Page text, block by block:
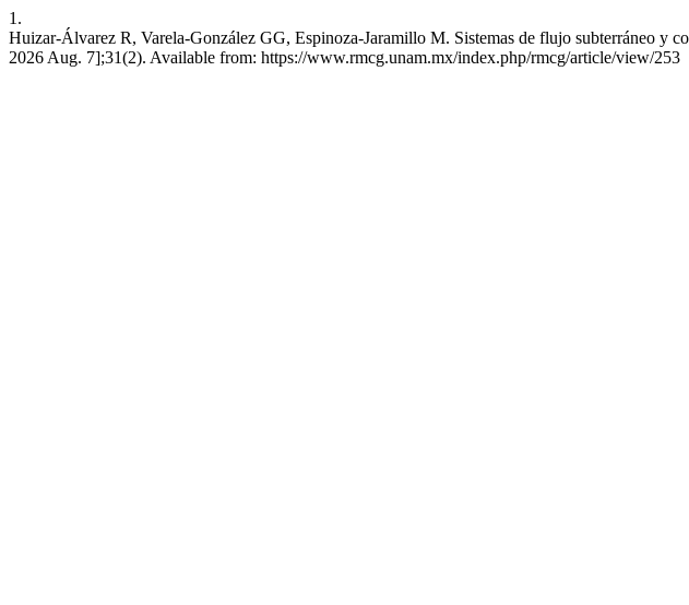
1.
Huizar-Álvarez R, Varela-González GG, Espinoza-Jaramillo M. Sistemas de flujo subterráneo y
2026 Aug. 7];31(2). Available from: https://www.rmcg.unam.mx/index.php/rmcg/article/view/253